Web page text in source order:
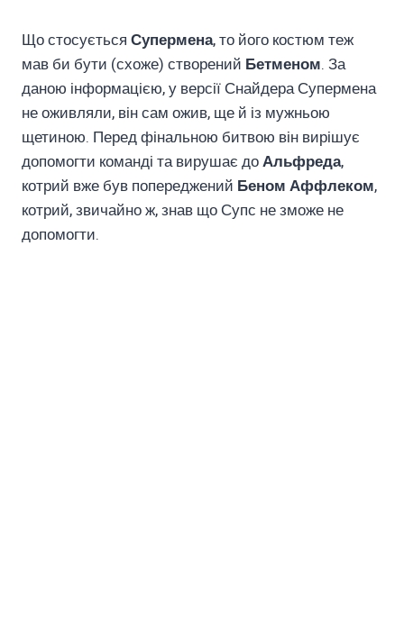
Що стосується Супермена, то його костюм теж
мав би бути (схоже) створений Бетменом. За
даною інформацією, у версії Снайдера Супермена
не оживляли, він сам ожив, ще й із мужньою
щетиною. Перед фінальною битвою він вирішує
допомогти команді та вирушає доАльфреда,
котрий вже був попереджений Беном Аффлеком,
котрий, звичайно ж, знав що Супс не зможе не
допомогти.